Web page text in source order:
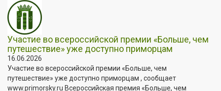
Участие во всероссийской премии «Больше, чем
путешествие» уже доступно приморцам
16.06.2026
Участие во всероссийской премии «Больше, чем
путешествие» уже доступно приморцам , сообщает
www.primorsky.ru Всероссийская премия «Больше, чем